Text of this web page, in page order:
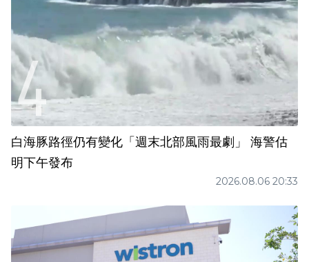
白海豚路徑仍有變化「週末北部風雨最劇」 海警估
明下午發布
2026.08.06 20:33